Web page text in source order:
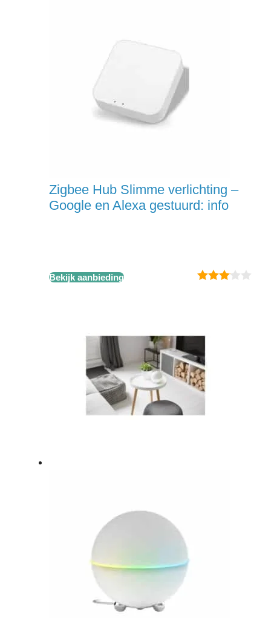
Zigbee Hub Slimme verlichting –
Google en Alexa gestuurd: info
Bekijk aanbieding